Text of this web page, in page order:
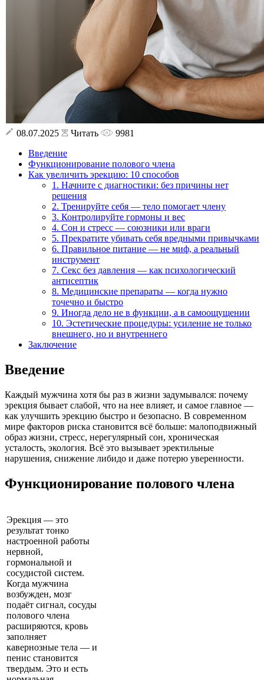
08.07.2025 Читать
9981
Введение
Функционирование полового члена
Как увеличить эрекцию: 10 способов
1. Начните с диагностики: без причины нет
решения
2. Тренируйте себя — тело помогает члену
3. Контролируйте гормоны и вес
4. Сон и стресс — союзники или враги
5. Прекратите убивать себя вредными привычками
6. Правильное питание — не миф, а реальный
инструмент
7. Секс без давления — как психологический
антисептик
8. Медицинские препараты — когда нужно
точечно и быстро
9. Иногда дело не в функции, а в самоощущении
10. Эстетические процедуры: усиление не только
внешнего, но и внутреннего
Заключение
Введение
Каждый мужчина хотя бы раз в жизни задумывался: почему
эрекция бывает слабой, что на нее влияет, и самое главное —
как улучшить эрекцию быстро и безопасно. В современном
мире факторов риска становится всё больше: малоподвижный
образ жизни, стресс, нерегулярный сон, хроническая
усталость, экология. Всё это вызывает эректильные
нарушения, снижение либидо и даже потерю уверенности.
Функционирование полового члена
Эрекция — это
результат тонко
настроенной работы
нервной,
гормональной и
сосудистой систем.
Когда мужчина
возбужден, мозг
подаёт сигнал, сосуды
полового члена
расширяются, кровь
заполняет
кавернозные тела — и
пенис становится
твердым. Это и есть